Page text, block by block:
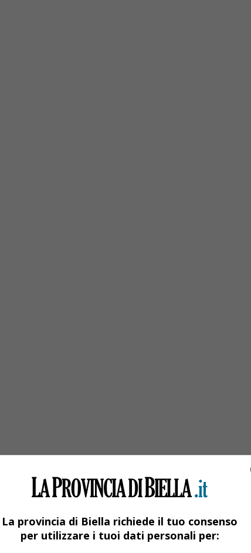
imprese biellesi la produzione salirà del
e Confindustria Piemonte.
La provincia di Biella richiede il tuo consenso
per utilizzare i tuoi dati personali per: